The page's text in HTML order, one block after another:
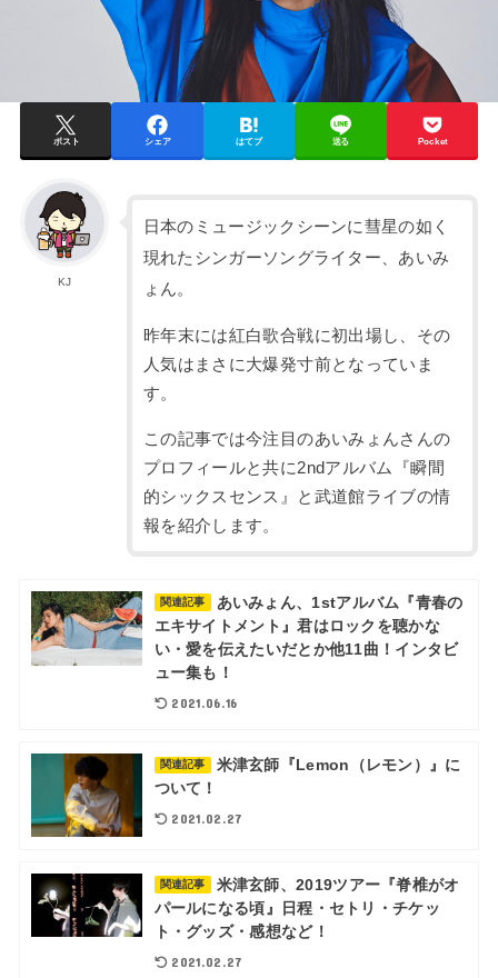
ポスト シェア はてブ 送る Pocket
KJ
日本のミュージックシーンに彗星の如く
現れたシンガーソングライター、あいみ
ょん。
昨年末には紅白歌合戦に初出場し、その
人気はまさに大爆発寸前となっていま
す。
この記事では今注目のあいみょんさんの
プロフィールと共に2ndアルバム『瞬間
的シックスセンス』と武道館ライブの情
報を紹介します。
関連記事
あいみょん、1stアルバム『青春の
エキサイトメント』君はロックを聴かな
い・愛を伝えたいだとか他11曲！インタビ
ュー集も！
2021.06.16
関連記事
米津玄師『Lemon（レモン）』に
ついて！
2021.02.27
関連記事
米津玄師、2019ツアー『脊椎がオ
パールになる頃』日程・セトリ・チケッ
ト・グッズ・感想など！
2021.02.27